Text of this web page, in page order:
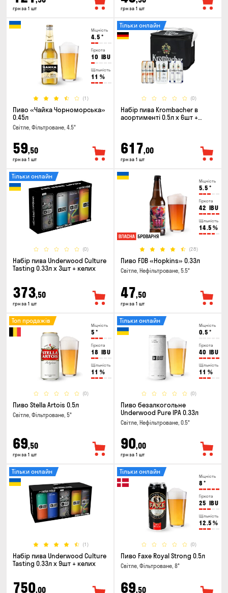
грн за 1 шт грн за 1 шт
Міцність
4.5 °
Гіркота
10 IBU
Щільність
11 %
(1)
Пиво «Чайка Чорноморська»
0.45л
Світле, Фільтроване, 4.5°
59,50
грн за 1 шт
(0)
Тільки онлайн
Набір пива Krombacher в
асортименті 0.5л х 6шт +
617,00
грн за 1 шт
(0)
Тільки онлайн
Набір пива Underwood Culture
Tasting 0.33л x 3шт + келих
373,50
грн за 1 шт
Міцність
5.5 °
Гіркота
42 IBU
Щільність
14.5 %
(28)
Пиво FDB «Hopkins» 0.33л
Світле, Нефільтроване, 5.5°
47,50
грн за 1 шт
Міцність
5 °
Гіркота
18 IBU
Щільність
11 %
(0)
Топ продажів
Пиво Stella Artois 0.5л
Світле, Фільтроване, 5°
69,50
грн за 1 шт
Міцність
0.5 °
Гіркота
40 IBU
Щільність
11 %
(0)
Тільки онлайн
Пиво безалкогольне
Underwood Pure IPA 0.33л
Світле, Нефільтроване, 0.5°
90,00
грн за 1 шт
(1)
Тільки онлайн
Набір пива Underwood Culture
Tasting 0.33л x 9шт + келих
750,00
Міцність
8 °
Гіркота
25 IBU
Щільність
12.5 %
(0)
Тільки онлайн
Пиво Faxe Royal Strong 0.5л
Світле, Фільтроване, 8°
69,50